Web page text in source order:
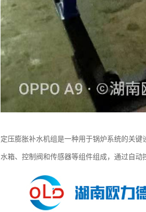
定压膨胀补水机组是一种用于锅炉系统的关
水箱、控制阀和传感器等组件组成，通过自动